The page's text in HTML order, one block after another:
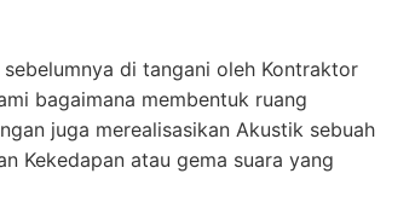
di tangani oleh Kontraktor
bagaimana membentuk ruang
juga merealisasikan Akustik sebuah
Kekedapan atau gema suara yang